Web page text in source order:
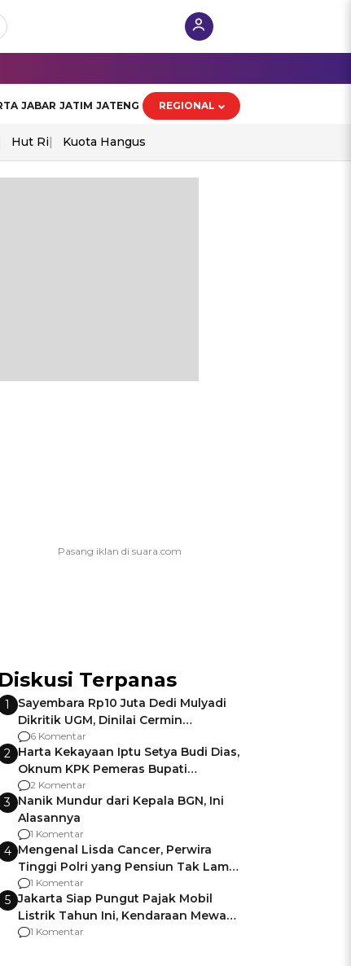
JABAR JATIM JATENG REGIONAL
Hut Ri Kuota Hangus
Diskusi Terpanas
1
Sayembara Rp10 Juta Dedi Mulyadi
Dikritik UGM, Dinilai Cermin
Gagalnya Negara Jamin Keamanan
6 Komentar
2 Harta Kekayaan Iptu Setya Budi Dias,
Oknum KPK Pemeras Bupati
Pemalang
2 Komentar
3 Nanik Mundur dari Kepala BGN, Ini
Alasannya
1 Komentar
4 Mengenal Lisda Cancer, Perwira
Tinggi Polri yang Pensiun Tak Lama
Usai Jadi Brigjen
1 Komentar
5 Jakarta Siap Pungut Pajak Mobil
Listrik Tahun Ini, Kendaraan Mewah
Kena hingga 75% PKB
1 Komentar